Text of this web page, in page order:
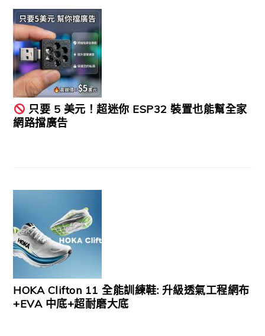
只要 5 美元！超迷你 ESP32 裝置也能幫全家
網路擋廣告
HOKA Clifton 11 全能訓練鞋: 升級透氣工程網布
+EVA 中底+超耐磨大底